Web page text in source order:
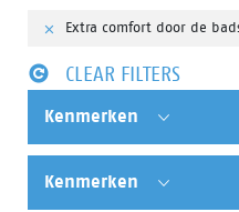
Extra comfort door de
CLEAR FILTERS
Kenmerken
Kenmerken